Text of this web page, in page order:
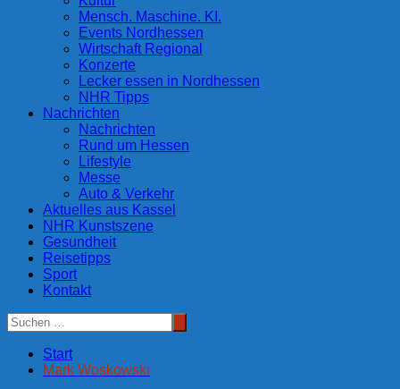
Mensch. Maschine. KI.
Events Nordhessen
Wirtschaft Regional
Konzerte
Lecker essen in Nordhessen
NHR Tipps
Nachrichten
Nachrichten
Rund um Hessen
Lifestyle
Messe
Auto & Verkehr
Aktuelles aus Kassel
NHR Kunstszene
Gesundheit
Reisetipps
Sport
Kontakt
Start
Mark Woskowski